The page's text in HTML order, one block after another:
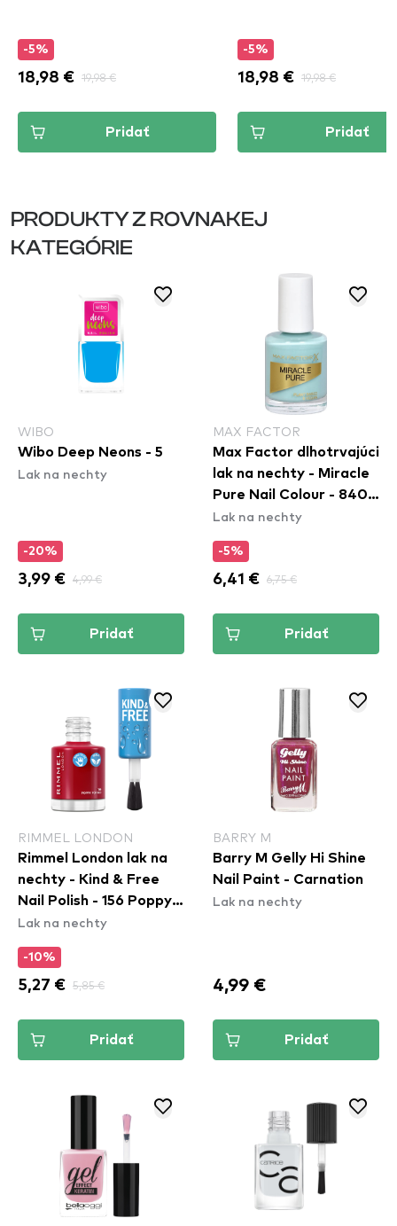
-5%
18,98 € 19,98 €
Pridať
-5%
18,98 € 19,98 €
Pridať
PRODUKTY Z ROVNAKEJ
KATEGÓRIE
WIBO
Wibo Deep Neons - 5
Lak na nechty
-20%
3,99 € 4,99 €
Pridať
MAX FACTOR
Max Factor dlhotrvajúci
lak na nechty - Miracle
Pure Nail Colour - 840
Moonstone Blue
Lak na nechty
-5%
6,41 € 6,75 €
Pridať
RIMMEL LONDON
Rimmel London lak na
nechty - Kind & Free
Nail Polish - 156 Poppy
Pop Red
Lak na nechty
-10%
5,27 € 5,85 €
Pridať
BARRY M
Barry M Gelly Hi Shine
Nail Paint - Carnation
Lak na nechty
4,99 €
Pridať